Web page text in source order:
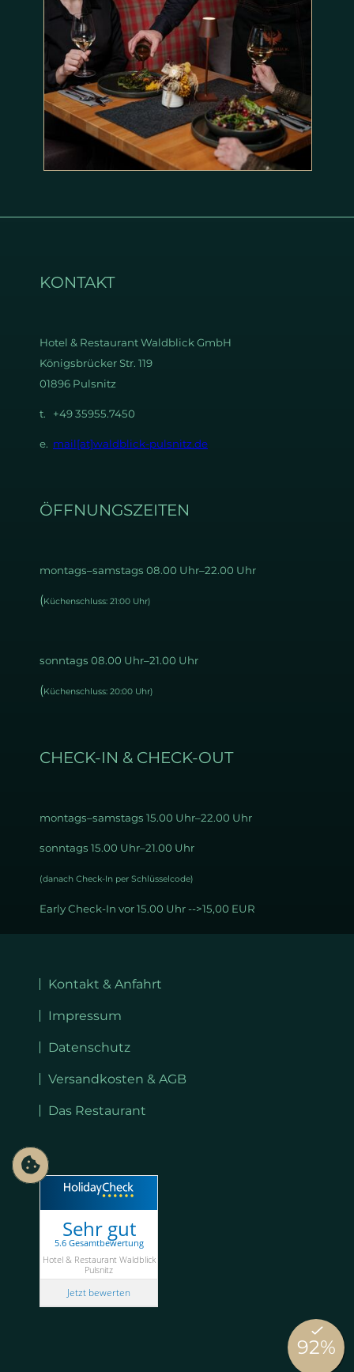
KONTAKT
Hotel & RestaurantWaldblick GmbH
Königsbrücker Str. 119
01896 Pulsnitz
t. +49 35955.7450
e. mail[at]waldblick-pulsnitz.de
ÖFFNUNGSZEITEN
montags–samstags 08.00 Uhr–22.00 Uhr
(Küchenschluss: 21:00 Uhr)
sonntags 08.00 Uhr–21.00 Uhr
(Küchenschluss: 20:00 Uhr)
CHECK-IN & CHECK-OUT
montags–samstags 15.00 Uhr–22.00 Uhr
sonntags 15.00 Uhr–21.00 Uhr
(danach Check-In per Schlüsselcode)
Early Check-In vor 15.00 Uhr -->15,00 EUR
überspringen
Kontakt & Anfahrt
Impressum
Datenschutz
Versandkosten & AGB
Das Restaurant
Sehr gut
5.6 Gesamtbewertung
Hotel & Restaurant Waldblick
Pulsnitz
Jetzt bewerten